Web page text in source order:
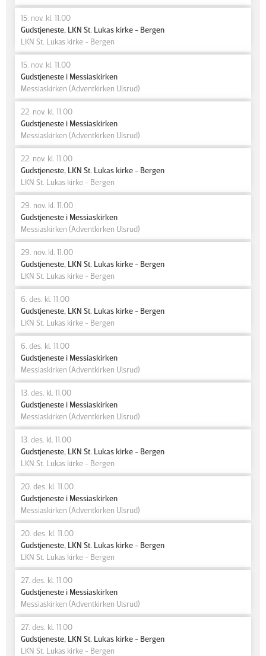
15. nov. kl. 11.00
Gudstjeneste, LKN St. Lukas kirke - Bergen
LKN St. Lukas kirke - Bergen
15. nov. kl. 11.00
Gudstjeneste i Messiaskirken
Messiaskirken (Adventkirken Ulsrud)
22. nov. kl. 11.00
Gudstjeneste i Messiaskirken
Messiaskirken (Adventkirken Ulsrud)
22. nov. kl. 11.00
Gudstjeneste, LKN St. Lukas kirke - Bergen
LKN St. Lukas kirke - Bergen
29. nov. kl. 11.00
Gudstjeneste i Messiaskirken
Messiaskirken (Adventkirken Ulsrud)
29. nov. kl. 11.00
Gudstjeneste, LKN St. Lukas kirke - Bergen
LKN St. Lukas kirke - Bergen
6. des. kl. 11.00
Gudstjeneste, LKN St. Lukas kirke - Bergen
LKN St. Lukas kirke - Bergen
6. des. kl. 11.00
Gudstjeneste i Messiaskirken
Messiaskirken (Adventkirken Ulsrud)
13. des. kl. 11.00
Gudstjeneste i Messiaskirken
Messiaskirken (Adventkirken Ulsrud)
13. des. kl. 11.00
Gudstjeneste, LKN St. Lukas kirke - Bergen
LKN St. Lukas kirke - Bergen
20. des. kl. 11.00
Gudstjeneste i Messiaskirken
Messiaskirken (Adventkirken Ulsrud)
20. des. kl. 11.00
Gudstjeneste, LKN St. Lukas kirke - Bergen
LKN St. Lukas kirke - Bergen
27. des. kl. 11.00
Gudstjeneste i Messiaskirken
Messiaskirken (Adventkirken Ulsrud)
27. des. kl. 11.00
Gudstjeneste, LKN St. Lukas kirke - Bergen
LKN St. Lukas kirke - Bergen